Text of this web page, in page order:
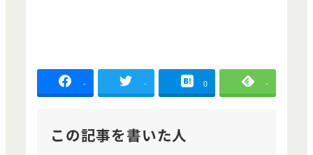
- - 0 -
この記事を書いた人